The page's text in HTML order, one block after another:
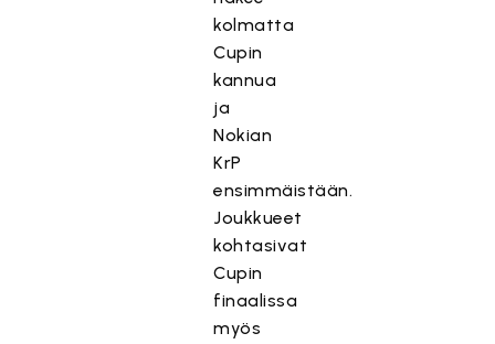
kolmatta
Cupin
kannua
ja
Nokian
KrP
ensimmäistään.
Joukkueet
kohtasivat
Cupin
finaalissa
myös